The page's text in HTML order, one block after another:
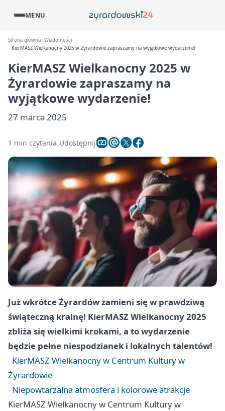
MENU
Strona główna Wiadomości
KierMASZ Wielkanocny 2025 w Żyrardowie zapraszamy na wyjątkowe wydarzenie!
KierMASZ Wielkanocny 2025 w
Żyrardowie zapraszamy na
wyjątkowe wydarzenie!
27 marca 2025
1 min czytania Udostępnij
Już wkrótce Żyrardów zamieni się w prawdziwą
świąteczną krainę! KierMASZ Wielkanocny 2025
zbliża się wielkimi krokami, a to wydarzenie
będzie pełne niespodzianek i lokalnych talentów!
KierMASZ Wielkanocny w Centrum Kultury w
Żyrardowie
Niepowtarzalna atmosfera i kolorowe atrakcje
KierMASZ Wielkanocny w Centrum Kultury w